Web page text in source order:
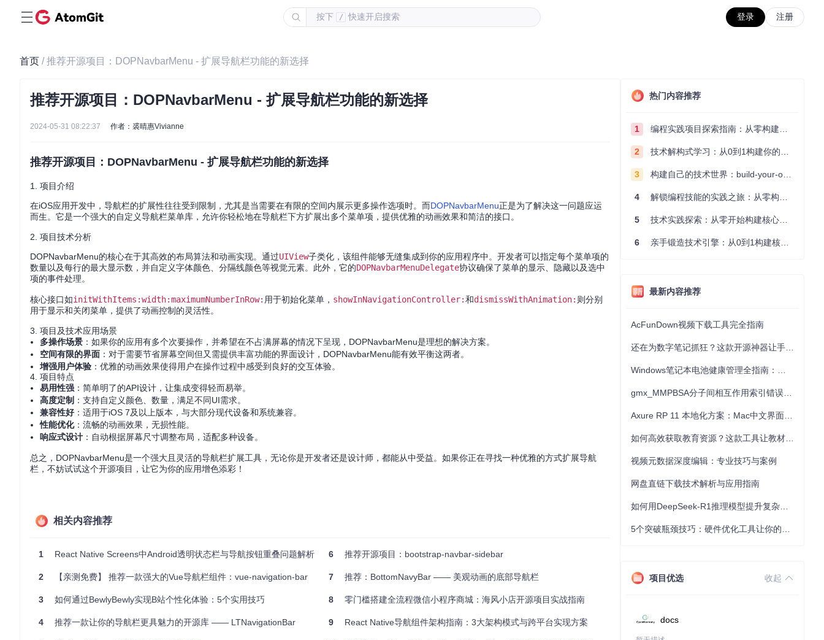
按下 / 快速开启搜索 登录 注册
首页 / 推荐开源项目：DOPNavbarMenu - 扩展导航栏功能的新选择
推荐开源项目：DOPNavbarMenu - 扩展导航栏功能的新选择
2024-05-31 08:22:37 作者：裘晴惠Vivianne
推荐开源项目：DOPNavbarMenu - 扩展导航栏功能的新选择
1. 项目介绍
在iOS应用开发中，导航栏的扩展性往往受到限制，尤其是当需要在有限的空间内展示更多操作选项时。而DOPNavbarMenu正是为了解决这一问题应运
而生。它是一个强大的自定义导航栏菜单库，允许你轻松地在导航栏下方扩展出多个菜单项，提供优雅的动画效果和简洁的接口。
2. 项目技术分析
DOPNavbarMenu的核心在于其高效的布局算法和动画实现。通过UIView子类化，该组件能够无缝集成到你的应用程序中。开发者可以指定每个菜单项的
数量以及每行的最大显示数，并自定义字体颜色、分隔线颜色等视觉元素。此外，它的DOPNavbarMenuDelegate协议确保了菜单的显示、隐藏以及选中
项的事件处理。
核心接口如initWithItems:width:maximumNumberInRow: 用于初始化菜单， showInNavigationController:和dismissWithAnimation: 则分别
用于显示和关闭菜单，提供了动画控制的灵活性。
3. 项目及技术应用场景
多操作场景 ：如果你的应用有多个次要操作，并希望在不占满屏幕的情况下呈现，DOPNavbarMenu是理想的解决方案。
空间有限的界面 ：对于需要节省屏幕空间但又需提供丰富功能的界面设计，DOPNavbarMenu能有效平衡这两者。
增强用户体验 ：优雅的动画效果使得用户在操作过程中感受到良好的交互体验。
4. 项目特点
易用性强 ：简单明了的API设计，让集成变得轻而易举。
高度定制 ：支持自定义颜色、数量，满足不同UI需求。
兼容性好 ：适用于iOS 7及以上版本，与大部分现代设备和系统兼容。
性能优化：流畅的动画效果，无损性能。
响应式设计 ：自动根据屏幕尺寸调整布局，适配多种设备。
总之，DOPNavbarMenu是一个强大且灵活的导航栏扩展工具，无论你是开发者还是设计师，都能从中受益。如果你正在寻找一种优雅的方式扩展导航
栏，不妨试试这个开源项目，让它为你的应用增色添彩！
相关内容推荐
1 React Native Screens中Android透明状态栏与导航按钮重叠问题解析
2 【亲测免费】 推荐一款强大的Vue导航栏组件：vue-navigation-bar
3 如何通过BewlyBewly实现B站个性化体验：5个实用技巧
4 推荐一款让你的导航栏更具魅力的开源库 —— LTNavigationBar
6 推荐开源项目：bootstrap-navbar-sidebar
7 推荐：BottomNavyBar —— 美观动画的底部导航栏
8 零门槛搭建全流程微信小程序商城：海风小店开源项目实战指南
9 React Native导航组件架构指南：3大架构模式与跨平台实现方案
热门内容推荐
1 编程实践项目探索指南：从零构建技术能力体系
2 技术解构式学习：从0到1构建你的编程知识体系
3 构建自己的技术世界：build-your-own-x项目的实践探索指南
4 解锁编程技能的实践之旅：从零构建你的技术世界
5 技术实践探索：从零开始构建核心系统的实践指南
6 亲手锻造技术引擎：从0到1构建核心系统的实践指南
最新内容推荐
AcFunDown视频下载工具完全指南
视频元数据深度编辑：专业技巧与案例
网盘直链下载技术解析与应用指南
项目优选 收起
docs